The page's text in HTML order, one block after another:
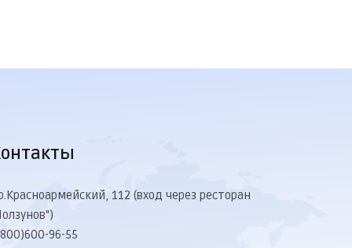
112 (вход через ресторан
96-55